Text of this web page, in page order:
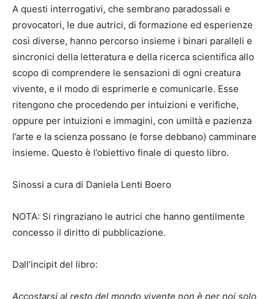
A questi interrogativi, che sembrano paradossali e
provocatori, le due autrici, di formazione ed esperienze
così diverse, hanno percorso insieme i binari paralleli e
sincronici della letteratura e della ricerca scientifica allo
scopo di comprendere le sensazioni di ogni creatura
vivente, e il modo di esprimerle e comunicarle. Esse
ritengono che procedendo per intuizioni e verifiche,
oppure per intuizioni e immagini, con umiltà e pazienza
l’arte e la scienza possano (e forse debbano) camminare
insieme. Questo è l’obiettivo finale di questo libro.
Sinossi a cura di Daniela Lenti Boero
NOTA: Si ringraziano le autrici che hanno gentilmente
concesso il diritto di pubblicazione.
Dall’incipit del libro:
Accostarsi al resto del mondo vivente non è per noi solo